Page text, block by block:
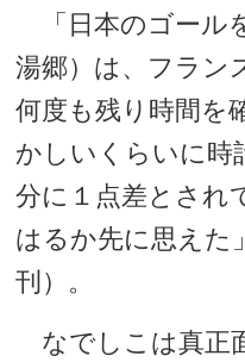
「日本のゴール
湯郷）は、フラン
何度も残り時間を
かしいくらいに時
分に１点差とされ
はるか先に思えた
刊）。
なでしこは真正